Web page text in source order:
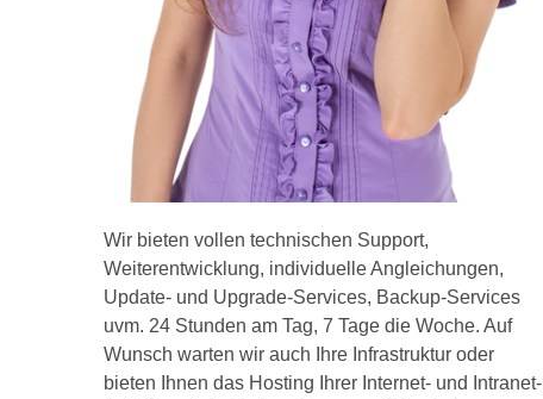
Wir bieten vollen technischen Support,
Weiterentwicklung, individuelle Angleichungen,
Update- und Upgrade-Services, Backup-Services
uvm. 24 Stunden am Tag, 7 Tage die Woche. Auf
Wunsch warten wir auch Ihre Infrastruktur oder
bieten Ihnen das Hosting Ihrer Internet- und Intranet-